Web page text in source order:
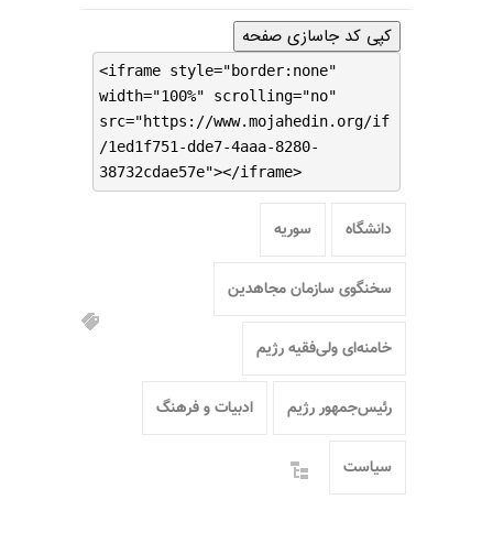
کپی کد جاسازی صفحه
<iframe style="border:none"
width="100%" scrolling="no"
src="https://www.mojahedin.org/if
/1ed1f751-dde7-4aaa-8280-
38732cdae57e"></iframe>
دانشگاه سوریه
سخنگوی سازمان مجاهدین
خامنه‌ای ولی‌فقیه رژیم
رئیس‌جمهور رژیم ادبیات و فرهنگ
سیاست